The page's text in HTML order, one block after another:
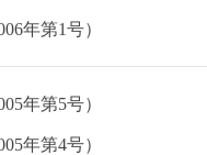
年第1号）
年第5号）
年第4号）